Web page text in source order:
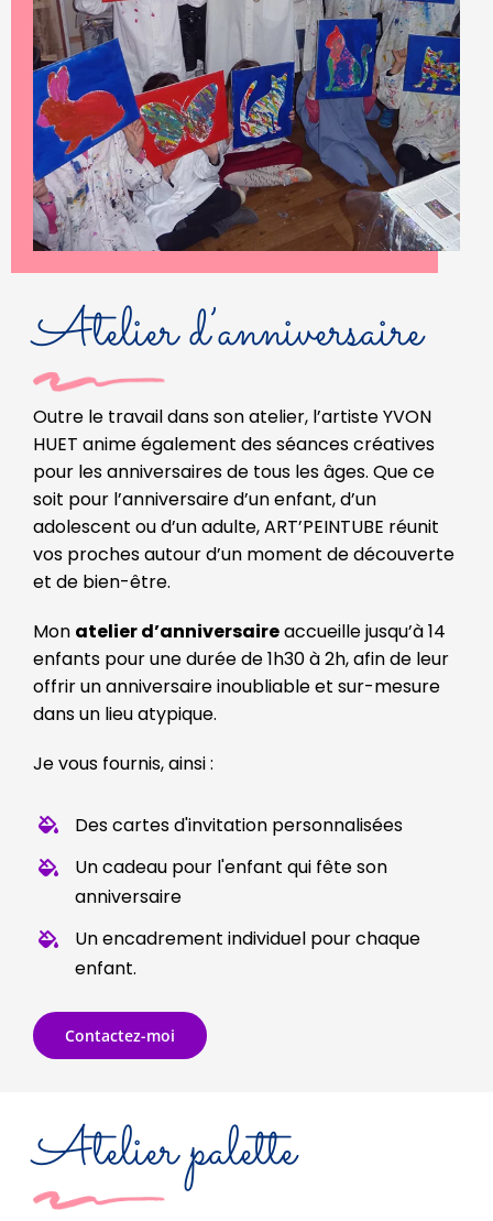
Atelier d’anniversaire
Outre le travail dans son atelier, l’artiste YVON
HUET anime également des séances créatives
pour les anniversaires de tous les âges. Que ce
soit pour l’anniversaire d’un enfant, d’un
adolescent ou d’un adulte, ART’PEINTUBE réunit
vos proches autour d’un moment de découverte
et de bien-être.
Mon atelier d’anniversaireaccueille jusqu’à 14
enfants pour une durée de 1h30 à 2h, afin de leur
offrir un anniversaire inoubliable et sur-mesure
dans un lieu atypique.
Je vous fournis, ainsi :
Des cartes d'invitation personnalisées
Un cadeau pour l'enfant qui fête son
anniversaire
Un encadrement individuel pour chaque
enfant.
Contactez-moi
Atelier palette